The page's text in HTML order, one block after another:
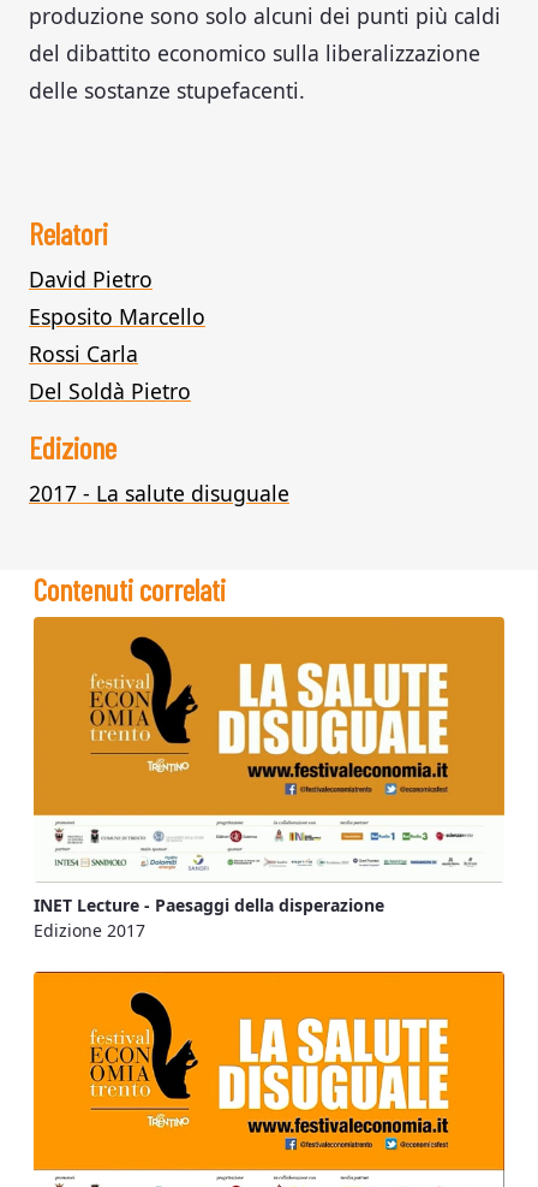
produzione sono solo alcuni dei punti più caldi
del dibattito economico sulla liberalizzazione
delle sostanze stupefacenti.
Relatori
David Pietro
Esposito Marcello
Rossi Carla
Del Soldà Pietro
Edizione
2017 - La salute disuguale
Contenuti correlati
INET Lecture - Paesaggi della disperazione
Edizione 2017